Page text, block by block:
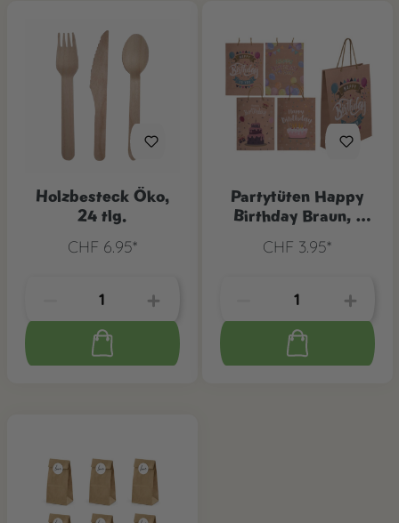
Holzbesteck Öko,
24 tlg.
CHF 6.95*
Partytüten Happy
Birthday Braun, 1
CHF 3.95*